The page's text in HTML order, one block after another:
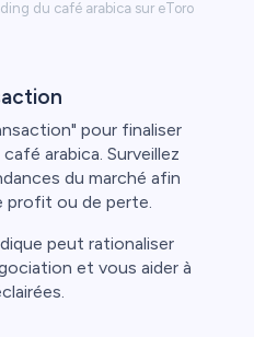
du café arabica sur eToro
pour finaliser
arabica. Surveillez
du marché afin
profit ou de perte.
peut rationaliser
et vous aider à